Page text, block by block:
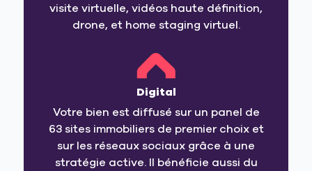
visite virtuelle, vidéos haute définition,
drone, et home staging virtuel.
Digital
Votre bien est diffusé sur un panel de
63 sites immobiliers de premier choix et
sur les réseaux sociaux grâce à une
stratégie active. Il bénéficie aussi du